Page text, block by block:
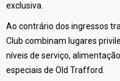
exclusiva.
Ao contrário dos ingressos
Club combinam lugares
níveis de serviço,
especiais de Old Trafford.